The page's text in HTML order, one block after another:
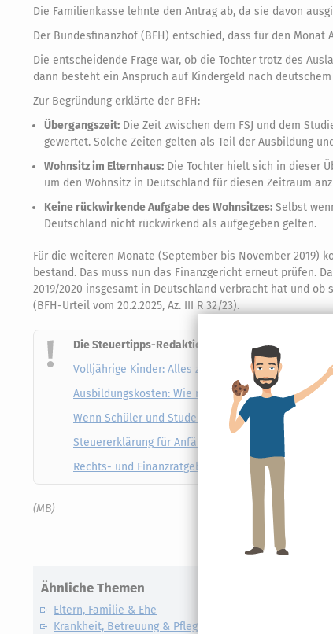
Die Familienkasse lehnte den Antrag ab, da sie davon
Der Bundesfinanzhof (BFH) entschied, dass für den Monat
Die entscheidende Frage war, ob die Tochter trotz des
dann besteht ein Anspruch auf Kindergeld nach deutschem
Zur Begründung erklärte der BFH:
Übergangszeit: Die Zeit zwischen dem FSJ und dem
gewertet. Solche Zeiten gelten als Teil der Ausbildung
Wohnsitz im Elternhaus: Die Tochter hielt sich in dieser
um den Wohnsitz in Deutschland für diesen Zeitraum
Keine rückwirkende Aufgabe des Wohnsitzes: Selbst
Deutschland nicht rückwirkend als aufgegeben gelten.
Für die weiteren Monate (September bis November 2019)
bestand. Das muss nun das Finanzgericht erneut prüfen.
2019/2020 insgesamt in Deutschland verbracht hat und
(BFH-Urteil vom 20.2.2025, Az. III R 32/23).
Die Steuertipps-Redaktion empfiehlt diese Ratgeber:
Volljährige Kinder: Alles zu Freibeträgen,
Ausbildungskosten: Wie man sie als
Wenn Schüler und Studenten jobben
Steuererklärung für Anfänger
Rechts- und Finanzratgeber für Alleinerziehende
(MB)
Ähnliche Themen
Eltern, Familie & Ehe
Krankheit, Betreuung & Pflege